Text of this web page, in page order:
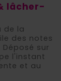
lâcher-
de la
des notes
sur
l'instant
et au